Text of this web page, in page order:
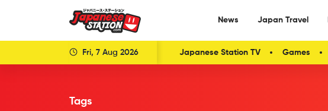
News Japan Travel
Fri, 7 Aug 2026 Japanese Station TV Games
Tags